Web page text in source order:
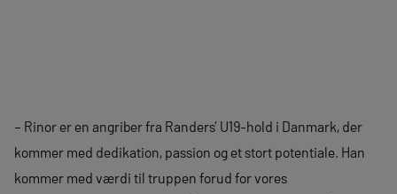
– Rinor er en angriber fra Randers’ U19-hold i Danmark, der
kommer med dedikation, passion og et stort potentiale. Han
kommer med værdi til truppen forud for vores